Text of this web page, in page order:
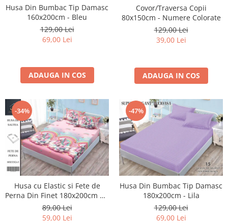
Husa Din Bumbac Tip Damasc
160x200cm - Bleu
129,00 Lei
69,00 Lei
ADAUGA IN COS
Covor/Traversa Copii
80x150cm - Numere Colorate
129,00 Lei
39,00 Lei
ADAUGA IN COS
-34%
Husa cu Elastic si Fete de
Perna Din Finet 180x200cm 5D
- Roz Cu Unicorni Pe Norisori
89,00 Lei
59,00 Lei
-47%
Husa Din Bumbac Tip Damasc
180x200cm - Lila
129,00 Lei
69,00 Lei